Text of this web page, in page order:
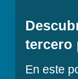
tercero
En este